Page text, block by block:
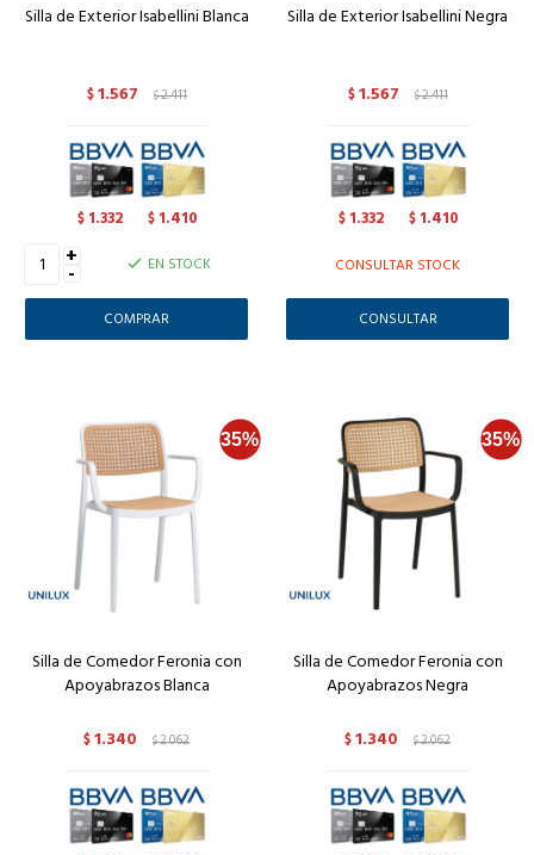
Silla de Exterior Isabellini Blanca
$1.567 $2.411
$ 1.332 $ 1.410
+
- EN STOCK
Silla de Exterior Isabellini Negra
$1.567 $2.411
$ 1.332 $ 1.410
CONSULTAR STOCK
CONSULTAR
Silla de Comedor Feronia con
Apoyabrazos Blanca
$1.340 $2.062
Silla de Comedor Feronia con
Apoyabrazos Negra
$1.340 $2.062